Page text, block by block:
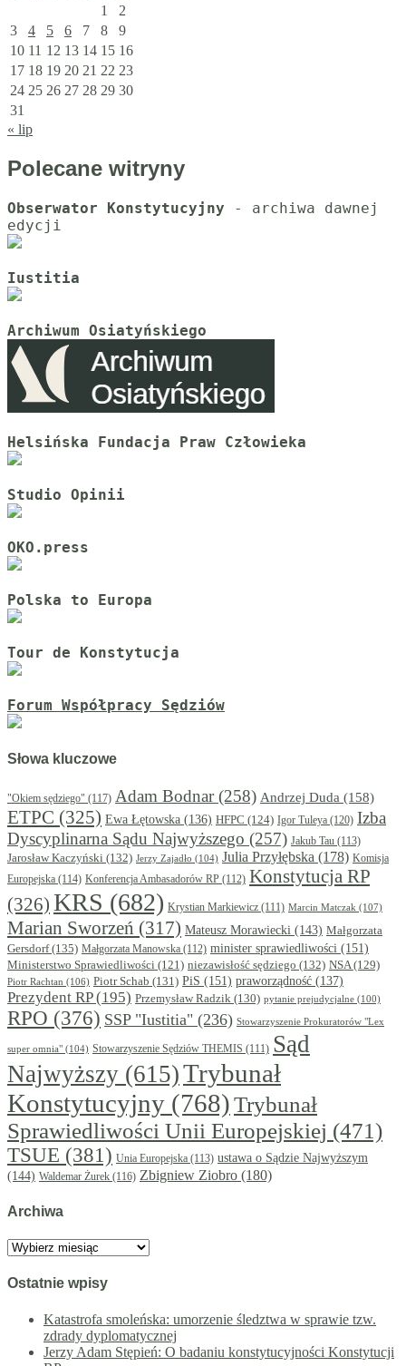
1
2
3
4 5 6 7 8
9
10 11 12 13 14 15 16
17 18 19 20 21 22 23
24 25 26 27 28 29 30
31
« lip
Polecane witryny
Obserwator Konstytucyjny - archiwa dawnej
Iustitia
Archiwum Osiatyńskiego
Helsińska Fundacja Praw Człowieka
Studio Opinii
OKO.press
Polska to Europa
Tour de Konstytucja
Forum Współpracy Sędziów
Słowa kluczowe
"Okiem sędziego" (117) Adam Bodnar(258) Andrzej Duda (158)
ETPC (325) Ewa Łętowska (136) HFPC (124) Igor Tuleya (120) Izba
Dyscyplinarna Sądu Najwyższego (257) Jakub Tau (113)
Jarosław Kaczyński (132) Jerzy Zajadło (104) Julia Przyłębska (178) Komisja
Europejska (114) Konferencja Ambasadorów RP (112) Konstytucja RP
(326) KRS (682) Krystian Markiewicz (111) Marcin Matczak (107)
Marian Sworzeń (317) Mateusz Morawiecki (143) Małgorzata
Gersdorf(135) Małgorzata Manowska (112) minister sprawiedliwości (151)
Ministerstwo Sprawiedliwości (121) niezawisłość sędziego (132) NSA(129)
Piotr Rachtan (106) Piotr Schab (131) PiS (151) praworządność (137)
Prezydent RP(195) Przemysław Radzik (130) pytanie prejudycjalne (100)
RPO (376) SSP "Iustitia" (236) Stowarzyszenie Prokuratorów "Lex
super omnia" (104) Stowarzyszenie Sędziów THEMIS (111) Sąd
Najwyższy (615)Trybunał
Konstytucyjny (768)Trybunał
Sprawiedliwości Unii Europejskiej (471)
TSUE (381) Unia Europejska (113) ustawa o Sądzie Najwyższym
(144) Waldemar Żurek (116) Zbigniew Ziobro (180)
Archiwa
Archiwa
Ostatnie wpisy
Katastrofa smoleńska: umorzenie śledztwa w sprawie tzw.
zdrady dyplomatycznej
Jerzy Adam Stępień: O badaniu konstytucyjności Konstytucji